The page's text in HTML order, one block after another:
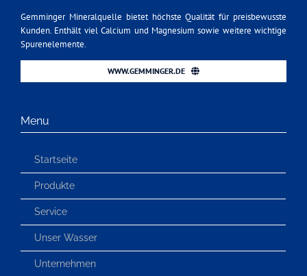
Gemminger Mineralquelle bietet höchste Qualität für preisbewusste
Kunden. Enthält viel Calcium und Magnesium sowie weitere wichtige
Spurenelemente.
WWW.GEMMINGER.DE
Menu
Startseite
Produkte
Service
Unser Wasser
Unternehmen